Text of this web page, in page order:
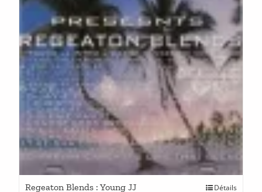
Regeaton Blends : Young JJ Détails